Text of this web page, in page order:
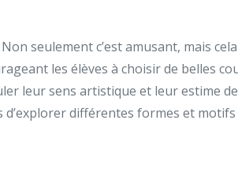
seulement c’est amusant, mais
les élèves à choisir de belles
leur sens artistique et leur estime
d’explorer différentes formes et